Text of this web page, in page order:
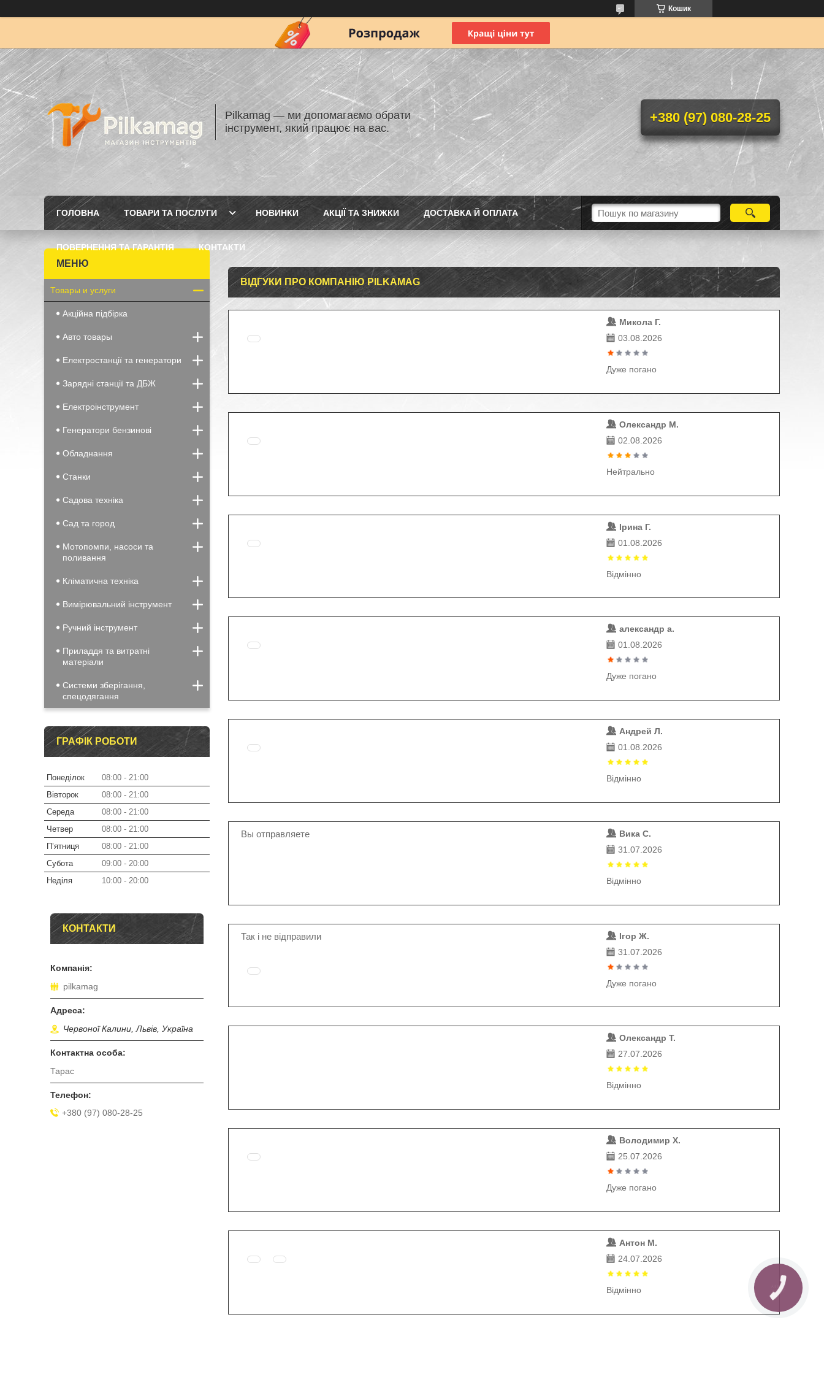
Кошик
Pilkamag — ми допомагаємо обрати
інструмент, який працює на вас.
+380 (97) 080-28-25
ГОЛОВНА ТОВАРИ ТА ПОСЛУГИ НОВИНКИ АКЦІЇ ТА ЗНИЖКИ ДОСТАВКА Й ОПЛАТА
ПОВЕРНЕННЯ ТА ГАРАНТІЯ КОНТАКТИ
ВІДГУКИ ПРО КОМПАНІЮ PILKAMAG
Микола Г.
03.08.2026
Дуже погано
Олександр М.
02.08.2026
Нейтрально
Ірина Г.
01.08.2026
Відмінно
александр а.
01.08.2026
Дуже погано
Андрей Л.
01.08.2026
Відмінно
Вы отправляете
Вика С.
31.07.2026
Відмінно
Так і не відправили
Ігор Ж.
31.07.2026
Дуже погано
Олександр Т.
27.07.2026
Відмінно
Володимир Х.
25.07.2026
Дуже погано
Антон М.
24.07.2026
Відмінно
Товары и услуги
Акційна підбірка
Авто товары
Електростанції та генератори
Зарядні станції та ДБЖ
Електроінструмент
Генератори бензинові
Обладнання
Станки
Садова техніка
Сад та город
Мотопомпи, насоси та
поливання
Кліматична техніка
Вимірювальний інструмент
Ручний інструмент
Приладдя та витратні
матеріали
Системи зберігання,
спецодягання
ГРАФІК РОБОТИ
Понеділок 08:00
21:00
Вівторок
08:00
21:00
Середа
08:00
21:00
Четвер
08:00
21:00
Пʼятниця
08:00
21:00
Субота
09:00
20:00
Неділя
10:00 20:00
КОНТАКТИ
pilkamag
Червоної Калини, Львів, Україна
Тарас
+380 (97) 080-28-25